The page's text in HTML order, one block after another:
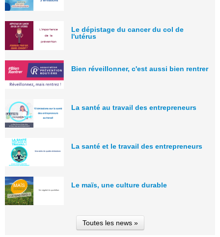
Le dépistage du cancer du col de
l'utérus
Bien réveillonner, c'est aussi bien rentrer
La santé au travail des entrepreneurs
La santé et le travail des entrepreneurs
Le maïs, une culture durable
Toutes les news »